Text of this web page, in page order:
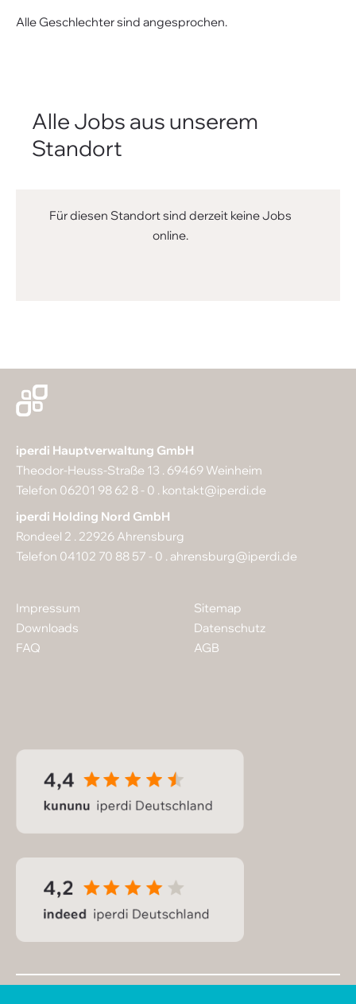
Alle Geschlechter sind angesprochen.
Alle Jobs aus unserem
Standort
Für diesen Standort sind derzeit keine Jobs
online.
iperdi Hauptverwaltung GmbH
Theodor-Heuss-Straße 13 . 69469 Weinheim
Telefon 06201 98 62 8 - 0 . kontakt@iperdi.de
iperdi Holding Nord GmbH
Rondeel 2 . 22926 Ahrensburg
Telefon 04102 70 88 57 - 0 . ahrensburg@iperdi.de
Impressum
Downloads
FAQ
Sitemap
Datenschutz
AGB